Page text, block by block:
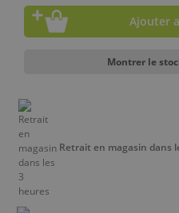
Ajouter
Montrer le
Retrait en magasin dans